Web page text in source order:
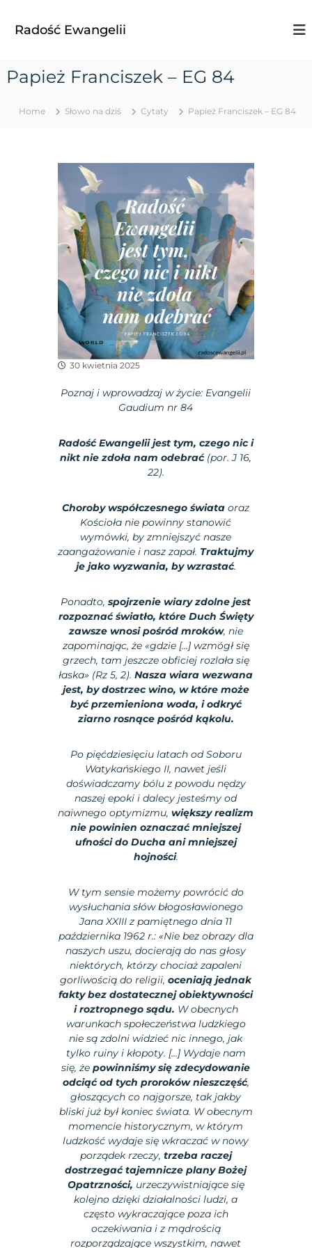
Radość Ewangelii
Papież Franciszek – EG 84
Home Słowo na dziś Cytaty Papież Franciszek – EG 84
30 kwietnia 2025
Poznaj i wprowadzaj w życie: Evangelii
Gaudium nr 84
Radość Ewangelii jest tym, czego nic i
nikt nie zdoła nam odebrać (por. J 16,
22).
Choroby współczesnego świata oraz
Kościoła nie powinny stanowić
wymówki, by zmniejszyć nasze
zaangażowanie i nasz zapał. Traktujmy
je jako wyzwania, by wzrastać.
Ponadto,spojrzenie wiary zdolne jest
rozpoznać światło, które Duch Święty
zawsze wnosi pośród mroków, nie
zapominając, że «gdzie […] wzmógł się
grzech, tam jeszcze obficiej rozlała się
łaska» (Rz 5, 2).Nasza wiara wezwana
jest, by dostrzec wino, w które może
być przemieniona woda, i odkryć
ziarno rosnące pośród kąkolu.
Po pięćdziesięciu latach od Soboru
Watykańskiego II, nawet jeśli
doświadczamy bólu z powodu nędzy
naszej epoki i dalecy jesteśmy od
naiwnego optymizmu,większy realizm
nie powinien oznaczać mniejszej
ufności do Ducha ani mniejszej
hojności.
W tym sensie możemy powrócić do
wysłuchania słów błogosławionego
Jana XXIII z pamiętnego dnia 11
października 1962 r.: «Nie bez obrazy dla
naszych uszu, docierają do nas głosy
niektórych, którzy chociaż zapaleni
gorliwością do religii,oceniają jednak
fakty bez dostatecznej obiektywności
i roztropnego sądu. W obecnych
warunkach społeczeństwa ludzkiego
nie są zdolni widzieć nic innego, jak
tylko ruiny i kłopoty. […] Wydaje nam
się, żepowinniśmy się zdecydowanie
odciąć od tych proroków nieszczęść,
głoszących co najgorsze, tak jakby
bliski już był koniec świata. W obecnym
momencie historycznym, w którym
ludzkość wydaje się wkraczać w nowy
porządek rzeczy, trzeba raczej
dostrzegać tajemnicze plany Bożej
Opatrzności, urzeczywistniające się
kolejno dzięki działalności ludzi, a
często wykraczające poza ich
oczekiwania i z mądrością
rozporządzające wszystkim, nawet